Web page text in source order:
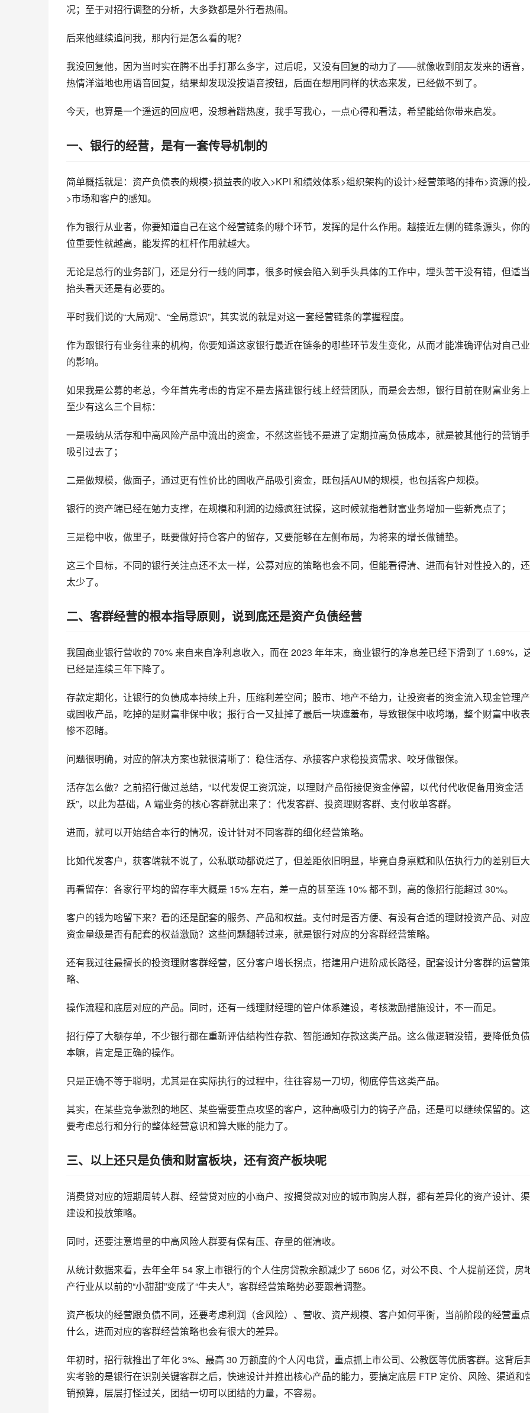
况；至于对招行调整的分析，大多数都是外行看热闹。
后来他继续追问我，那内行是怎么看的呢？
我没回复他，因为当时实在腾不出手打那么多字，过后呢，又没有回复的动力了——就像收到朋友发来的语音
热情洋溢地也用语音回复，结果却发现没按语音按钮，后面在想用同样的状态来发，已经做不到了。
今天，也算是一个遥远的回应吧，没想着蹭热度，我手写我心，一点心得和看法，希望能给你带来启发。
一、银行的经营，是有一套传导机制的
简单概括就是：资产负债表的规模>损益表的收入>KPI 和绩效体系>组织架构的设计>经营策略的排布>资源的投
>市场和客户的感知。
作为银行从业者，你要知道自己在这个经营链条的哪个环节，发挥的是什么作用。越接近左侧的链条源头，你
位重要性就越高，能发挥的杠杆作用就越大。
无论是总行的业务部门，还是分行一线的同事，很多时候会陷入到手头具体的工作中，埋头苦干没有错，但适
抬头看天还是有必要的。
平时我们说的“大局观”、“全局意识”，其实说的就是对这一套经营链条的掌握程度。
作为跟银行有业务往来的机构，你要知道这家银行最近在链条的哪些环节发生变化，从而才能准确评估对自己
的影响。
如果我是公募的老总，今年首先考虑的肯定不是去搭建银行线上经营团队，而是会去想，银行目前在财富业务上
至少有这么三个目标：
一是吸纳从活存和中高风险产品中流出的资金，不然这些钱不是进了定期拉高负债成本，就是被其他行的营销
吸引过去了；
二是做规模，做面子，通过更有性价比的固收产品吸引资金，既包括AUM的规模，也包括客户规模。
银行的资产端已经在勉力支撑，在规模和利润的边缘疯狂试探，这时候就指着财富业务增加一些新亮点了；
三是稳中收，做里子，既要做好持仓客户的留存，又要能够在左侧布局，为将来的增长做铺垫。
这三个目标，不同的银行关注点还不太一样，公募对应的策略也会不同，但能看得清、进而有针对性投入的，
太少了。
二、客群经营的根本指导原则，说到底还是资产负债经营
我国商业银行营收的 70% 来自来自净利息收入，而在 2023 年年末，商业银行的净息差已经下滑到了 1.69%，
已经是连续三年下降了。
存款定期化，让银行的负债成本持续上升，压缩利差空间；股市、地产不给力，让投资者的资金流入现金管理
或固收产品，吃掉的是财富非保中收；报行合一又扯掉了最后一块遮羞布，导致银保中收垮塌，整个财富中收
惨不忍睹。
问题很明确，对应的解决方案也就很清晰了：稳住活存、承接客户求稳投资需求、咬牙做银保。
活存怎么做？之前招行做过总结，“以代发促工资沉淀，以理财产品衔接促资金停留，以代付代收促备用资金活
跃”，以此为基础，A 端业务的核心客群就出来了：代发客群、投资理财客群、支付收单客群。
进而，就可以开始结合本行的情况，设计针对不同客群的细化经营策略。
比如代发客户，获客端就不说了，公私联动都说烂了，但差距依旧明显，毕竟自身禀赋和队伍执行力的差别巨大
再看留存：各家行平均的留存率大概是 15% 左右，差一点的甚至连 10% 都不到，高的像招行能超过 30%。
客户的钱为啥留下来？看的还是配套的服务、产品和权益。支付时是否方便、有没有合适的理财投资产品、对
资金量级是否有配套的权益激励？这些问题翻转过来，就是银行对应的分客群经营策略。
还有我过往最擅长的投资理财客群经营，区分客户增长拐点，搭建用户进阶成长路径，配套设计分客群的运营策
略、
操作流程和底层对应的产品。同时，还有一线理财经理的管户体系建设，考核激励措施设计，不一而足。
招行停了大额存单，不少银行都在重新评估结构性存款、智能通知存款这类产品。这么做逻辑没错，要降低负
本嘛，肯定是正确的操作。
只是正确不等于聪明，尤其是在实际执行的过程中，往往容易一刀切，彻底停售这类产品。
其实，在某些竞争激烈的地区、某些需要重点攻坚的客户，这种高吸引力的钩子产品，还是可以继续保留的。
要考虑总行和分行的整体经营意识和算大账的能力了。
三、以上还只是负债和财富板块，还有资产板块呢
消费贷对应的短期周转人群、经营贷对应的小商户、按揭贷款对应的城市购房人群，都有差异化的资产设计、
建设和投放策略。
同时，还要注意增量的中高风险人群要有保有压、存量的催清收。
从统计数据来看，去年全年 54 家上市银行的个人住房贷款余额减少了 5606 亿，对公不良、个人提前还贷，房
产行业从以前的“小甜甜”变成了“牛夫人”，客群经营策略势必要跟着调整。
资产板块的经营跟负债不同，还要考虑利润（含风险）、营收、资产规模、客户如何平衡，当前阶段的经营重
什么，进而对应的客群经营策略也会有很大的差异。
年初时，招行就推出了年化 3%、最高 30 万额度的个人闪电贷，重点抓上市公司、公教医等优质客群。这背后
实考验的是银行在识别关键客群之后，快速设计并推出核心产品的能力，要搞定底层 FTP 定价、风险、渠道和
销预算，层层打怪过关，团结一切可以团结的力量，不容易。